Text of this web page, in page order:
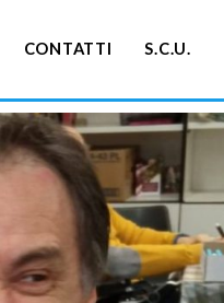
CONTATTI S.C.U.